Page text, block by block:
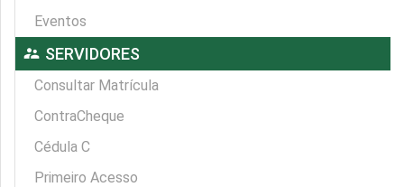
Eventos
supervisor_account SERVIDORES
Consultar Matrícula
ContraCheque
Cédula C
Primeiro Acesso